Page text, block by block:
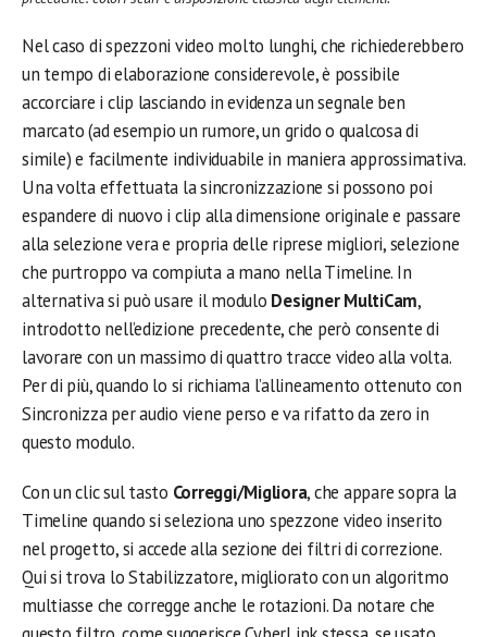
Nel caso di spezzoni video molto lunghi, che richiederebbero
un tempo di elaborazione considerevole, è possibile
accorciare i clip lasciando in evidenza un segnale ben
marcato (ad esempio un rumore, un grido o qualcosa di
simile) e facilmente individuabile in maniera approssimativa.
Una volta effettuata la sincronizzazione si possono poi
espandere di nuovo i clip alla dimensione originale e passare
alla selezione vera e propria delle riprese migliori, selezione
che purtroppo va compiuta a mano nella Timeline. In
alternativa si può usare il modulo Designer MultiCam,
introdotto nell’edizione precedente, che però consente di
lavorare con un massimo di quattro tracce video alla volta.
Per di più, quando lo si richiama l’allineamento ottenuto con
Sincronizza per audio viene perso e va rifatto da zero in
questo modulo.
Con un clic sul tasto Correggi/Migliora, che appare sopra la
Timeline quando si seleziona uno spezzone video inserito
nel progetto, si accede alla sezione dei filtri di correzione.
Qui si trova lo Stabilizzatore, migliorato con un algoritmo
multiasse che corregge anche le rotazioni. Da notare che